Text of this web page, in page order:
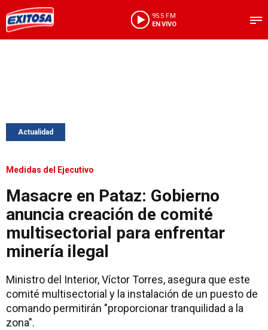
95.5 FM
EN VIVO
Actualidad
Medidas del Ejecutivo
Masacre en Pataz: Gobierno
anuncia creación de comité
multisectorial para enfrentar
minería ilegal
Ministro del Interior, Víctor Torres, asegura que este
comité multisectorial y la instalación de un puesto de
comando permitirán "proporcionar tranquilidad a la
zona".